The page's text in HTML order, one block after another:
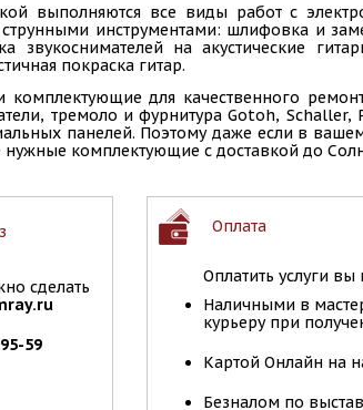
выполняются все виды работ с
инструментами: шлифовка и
звукоснимателей на акустические
покраска гитар.
для качественного
тремоло и фурнитура Gotoh,
панелей. Поэтому даже если в
комплектующие с доставкой до
сделать
59
Оплата
Оплатить услуги вы
Наличными в
курьеру при
Картой Онлайн на
Безналом по